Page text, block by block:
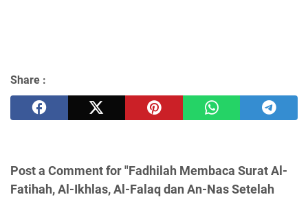
Share :
Post a Comment for "Fadhilah Membaca Surat Al-
Fatihah, Al-Ikhlas, Al-Falaq dan An-Nas Setelah